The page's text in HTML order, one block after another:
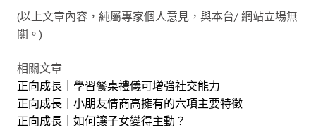
(以上文章內容，純屬專家個人意見，與本台/ 網站立場無
關。)
相關文章
正向成長｜學習餐桌禮儀可增強社交能力
正向成長｜小朋友情商高擁有的六項主要特徵
正向成長｜如何讓子女變得主動？